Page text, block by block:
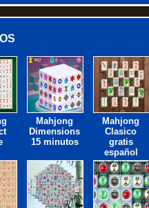
Mahjong
Dimensions
15 minutos
Mahjong
Clasico
gratis
español